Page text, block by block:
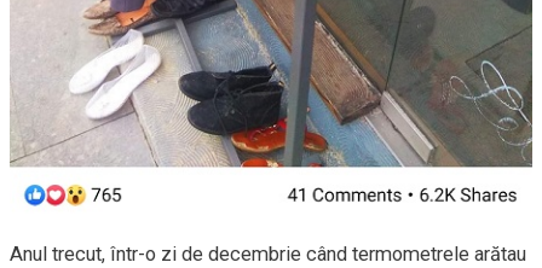
Anul trecut, într-o zi de decembrie când termometrele arătau